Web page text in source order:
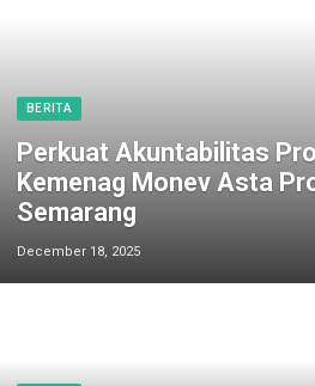
BERITA
Perkuat Akuntabilitas
Kemenag Monev Asta
Semarang
December 18, 2025